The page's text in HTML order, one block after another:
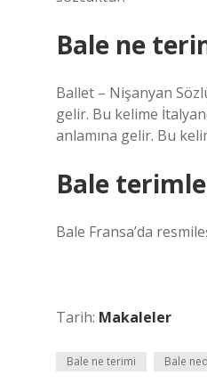
Bale ne
Ballet – Nişanyan
gelir. Bu kelime
anlamına gelir. Bu
Bale
Bale Fransa’da
Tarih: Makaleler
Bale ne terimi Bale